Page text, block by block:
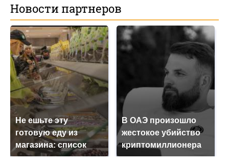
Новости партнеров
Не ешьте эту
готовую еду из
магазина: список
В ОАЭ произошло
жестокое убийство
криптомиллионера